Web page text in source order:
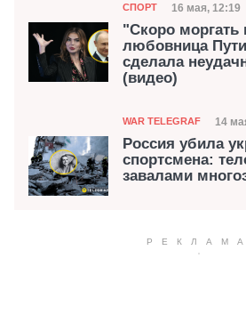
Категория
СПОРТ Дата
16 мая, 12:19
"Скоро моргать
любовница
сделала
(видео)
Категория
WAR TELEGRAF 14
Россия убила
спортсмена:
завалами